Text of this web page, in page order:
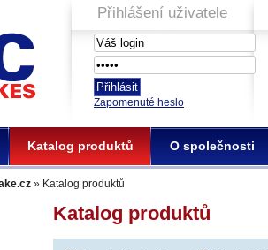
» Katalog produktů
Katalog produktů
Katalog produktů O společnosti
Přihlášení uživatele
Zapomenuté heslo